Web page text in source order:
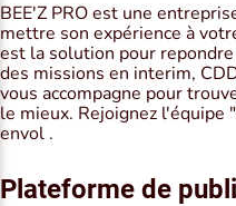
BEE'Z PRO est une
mettre son expérience à
est la solution pour
des missions en interim,
vous accompagne pour
le mieux. Rejoignez l'équipe
envol .
Plateforme de